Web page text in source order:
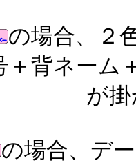
の場合、２
＋背ネー
が
の場合、デ